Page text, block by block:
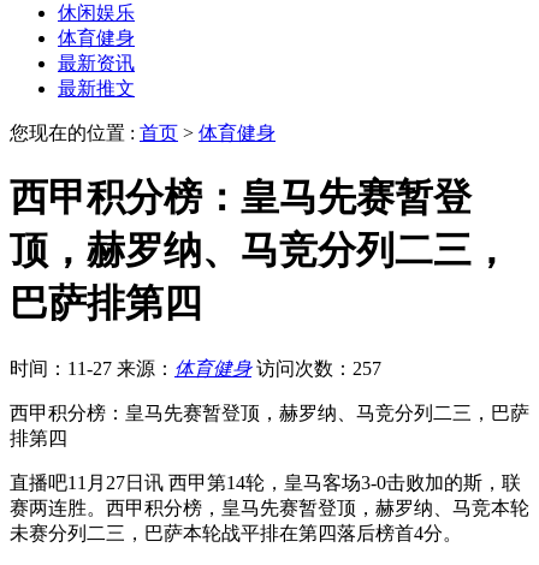
休闲娱乐
体育健身
最新资讯
最新推文
您现在的位置 : 首页 > 体育健身
西甲积分榜：皇马先赛暂登
顶，赫罗纳、马竞分列二三，
巴萨排第四
时间：11-27 来源： 体育健身 访问次数：257
西甲积分榜：皇马先赛暂登顶，赫罗纳、马竞分列二三，巴萨
排第四
直播吧11月27日讯 西甲第14轮，皇马客场3-0击败加的斯，联
赛两连胜。西甲积分榜，皇马先赛暂登顶，赫罗纳、马竞本轮
未赛分列二三，巴萨本轮战平排在第四落后榜首4分。